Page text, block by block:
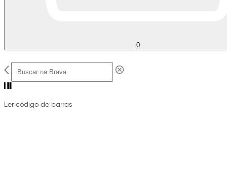
0
Ler código de barras